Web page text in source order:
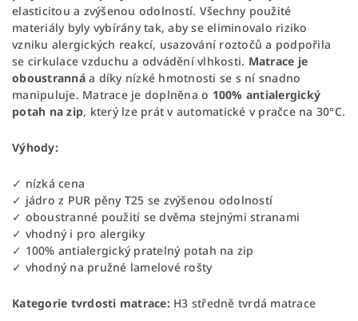
elasticitou a zvýšenou odolností. Všechny použité
materiály byly vybírány tak, aby se eliminovalo riziko
vzniku alergických reakcí, usazování roztočů a podpořila
se cirkulace vzduchu a odvádění vlhkosti. Matrace je
oboustrannáa díky nízké hmotnosti se s ní snadno
manipuluje. Matrace je doplněna o 100% antialergický
potah na zip, který lze prát v automatické v pračce na 30°C.
Výhody:
✓ nízká cena
✓ jádro z PUR pěny T25 se zvýšenou odolností
✓ oboustranné použití se dvěma stejnými stranami
✓ vhodný i pro alergiky
✓ 100% antialergický pratelný potah na zip
✓ vhodný na pružné lamelové rošty
Kategorie tvrdosti matrace: H3 středně tvrdá matrace